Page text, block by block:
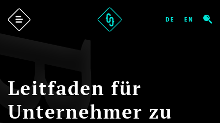
Leitfaden für
Unternehmer zu